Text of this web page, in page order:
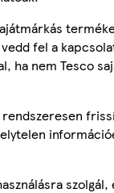
fel a
ha nem Tesco